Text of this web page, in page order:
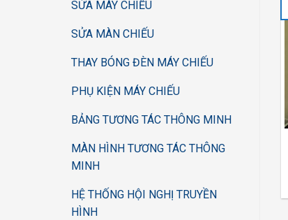
SỬA MÁY CHIẾU
SỬA MÀN CHIẾU
THAY BÓNG ĐÈN MÁY CHIẾU
PHỤ KIỆN MÁY CHIẾU
BẢNG TƯƠNG TÁC THÔNG MINH
MÀN HÌNH TƯƠNG TÁC THÔNG
MINH
HỆ THỐNG HỘI NGHỊ TRUYỀN
HÌNH